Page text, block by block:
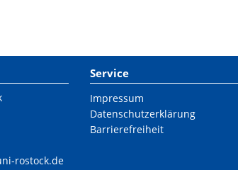
rostock.de
Service
Impressum
Datenschutzerklärung
Barrierefreiheit